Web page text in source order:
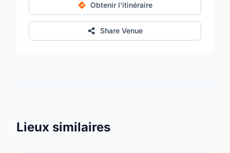
Obtenir l'itinéraire
Share Venue
Lieux similaires